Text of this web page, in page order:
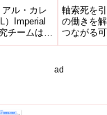
and
will
ル・カレ
）Imperial
チームは、
の進行度
strategy
to block
軸索死を
の働きを
つながる
how key
ad